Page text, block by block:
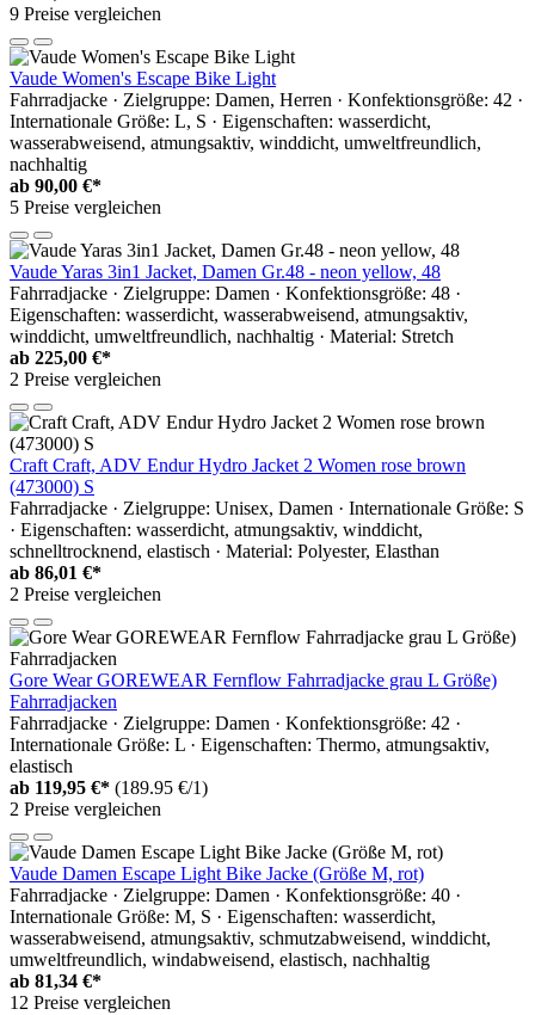
9 Preise vergleichen
Vaude Women's Escape Bike Light
Fahrradjacke · Zielgruppe: Damen, Herren · Konfektionsgröße: 42 ·
Internationale Größe: L, S · Eigenschaften: wasserdicht,
wasserabweisend, atmungsaktiv, winddicht, umweltfreundlich,
nachhaltig
ab 90,00 €*
5 Preise vergleichen
Vaude Yaras 3in1 Jacket, Damen Gr.48 - neon yellow, 48
Fahrradjacke · Zielgruppe: Damen · Konfektionsgröße: 48 ·
Eigenschaften: wasserdicht, wasserabweisend, atmungsaktiv,
winddicht, umweltfreundlich, nachhaltig · Material: Stretch
ab 225,00 €*
2 Preise vergleichen
Craft Craft, ADV Endur Hydro Jacket 2 Women rose brown
(473000) S
Fahrradjacke · Zielgruppe: Unisex, Damen · Internationale Größe: S
· Eigenschaften: wasserdicht, atmungsaktiv, winddicht,
schnelltrocknend, elastisch · Material: Polyester, Elasthan
ab 86,01 €*
2 Preise vergleichen
Gore Wear GOREWEAR Fernflow Fahrradjacke grau L Größe)
Fahrradjacken
Fahrradjacke · Zielgruppe: Damen · Konfektionsgröße: 42 ·
Internationale Größe: L · Eigenschaften: Thermo, atmungsaktiv,
elastisch
ab 119,95 €* (189.95 €/1)
2 Preise vergleichen
Vaude Damen Escape Light Bike Jacke (Größe M, rot)
Fahrradjacke · Zielgruppe: Damen · Konfektionsgröße: 40 ·
Internationale Größe: M, S · Eigenschaften: wasserdicht,
wasserabweisend, atmungsaktiv, schmutzabweisend, winddicht,
umweltfreundlich, windabweisend, elastisch, nachhaltig
ab 81,34 €*
12 Preise vergleichen